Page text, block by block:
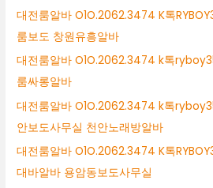
대전룸알바 O1O.2062.3474 K톡
룸보도 창원유흥알바
대전룸알바 O1O.2062.3474 k톡
룸싸롱알바
대전룸알바 O1O.2062.3474 k톡
안보도사무실 천안노래방알바
대전룸알바 O1O.2062.3474 K톡
대바알바 용암동보도사무실